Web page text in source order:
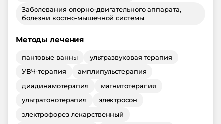
Заболевания опорно-двигательного аппарата,
болезни костно-мышечной системы
Методы лечения
пантовые ванны
ультразвуковая терапия
УВЧ-терапия
амплипульстерапия
диадинамотерапия
магнитотерапия
ультратонотерапия
электросон
электрофорез лекарственный